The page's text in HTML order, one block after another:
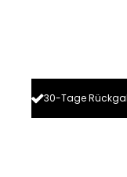
30-Tage